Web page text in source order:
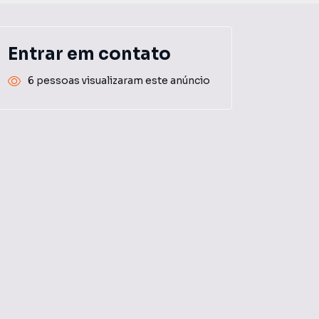
Entrar em contato
6 pessoas visualizaram este anúncio